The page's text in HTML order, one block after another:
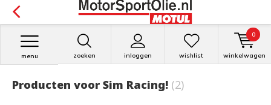
zoeken inloggen
menu wishlist winkelwagen
0
Producten voor Sim Racing! (2)